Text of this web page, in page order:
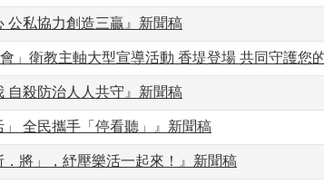
公私協力創造三贏』新聞稿
會」衛教主軸大型宣導活動 香堤登場 共同守護您
自殺防治人人共守』新聞稿
」 全民攜手「停看聽」』新聞稿
．將」，紓壓樂活一起來！』新聞稿